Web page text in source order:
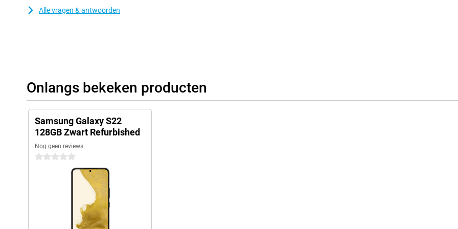
Alle vragen & antwoorden
Onlangs bekeken producten
Samsung Galaxy S22
128GB Zwart Refurbished
Nog geen reviews
0 sterren